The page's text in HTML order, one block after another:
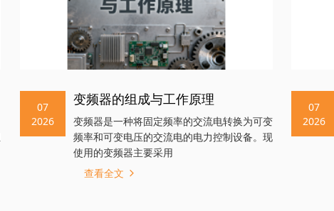
07
2026
变频器的组成与工作原理
变频器是一种将固定频率的交流电转换为可变
频率和可变电压的交流电的电力控制设备。现
使用的变频器主要采用
查看全文
07
2026